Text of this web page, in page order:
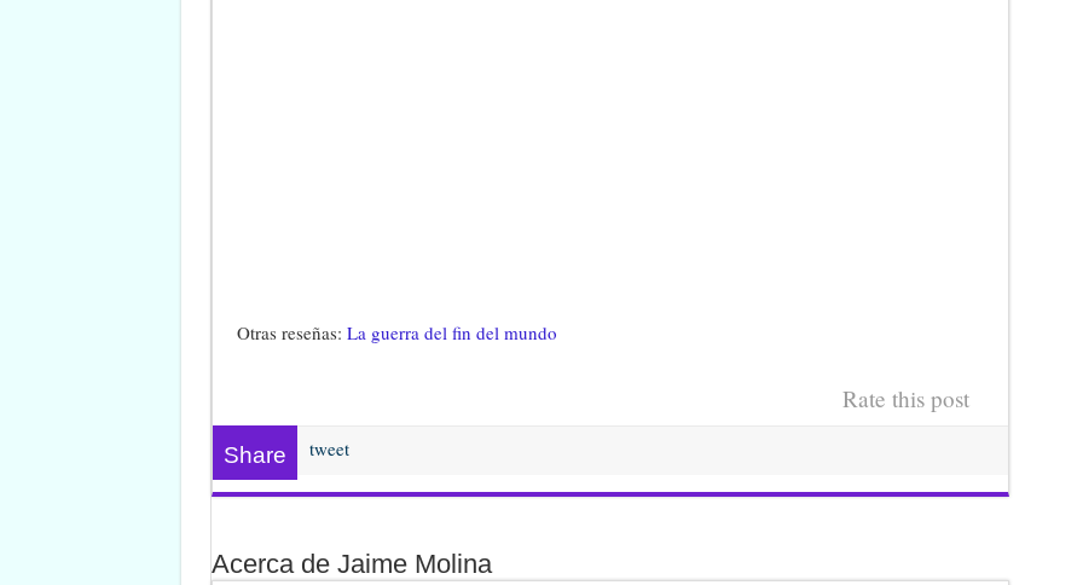
Otras reseñas: La guerra del fin del mundo
Rate this post
Share tweet
Acerca de Jaime Molina